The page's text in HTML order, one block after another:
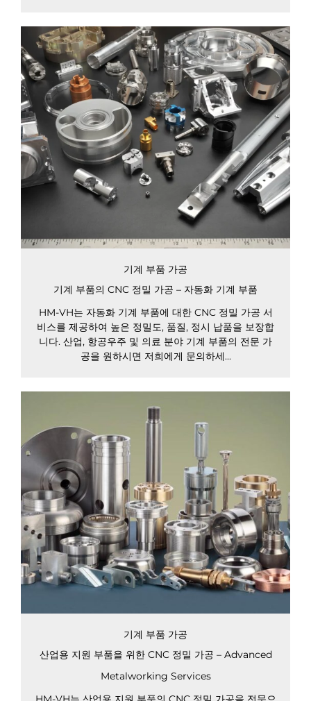
기계 부품 가공
기계 부품의 CNC 정밀 가공 – 자동화 기계 부품
HM-VH는 자동화 기계 부품에 대한 CNC 정밀 가공 서
비스를 제공하여 높은 정밀도, 품질, 정시 납품을 보장합
니다. 산업, 항공우주 및 의료 분야 기계 부품의 전문 가
공을 원하시면 저희에게 문의하세...
기계 부품 가공
산업용 지원 부품을 위한 CNC 정밀 가공 – Advanced
Metalworking Services